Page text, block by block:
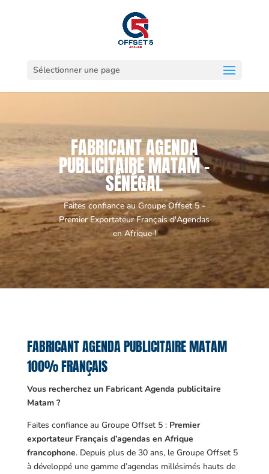
Sélectionner une page
FABRICANT AGENDA
PUBLICITAIRE MATAM -
SÉNÉGAL
Faites confiance au Groupe Offset 5 -
Premier Exportateur Français d'Agendas
en Afrique !
FABRICANT AGENDA PUBLICITAIRE MATAM
100% FRANÇAIS
Vous recherchez un Fabricant Agenda publicitaire
Matam ?
Faites confiance au Groupe Offset 5 : Premier
exportateur Français d’agendas en Afrique
francophone. Depuis plus de 30 ans, le Groupe Offset 5
à développé une gamme d’agendas millésimés hauts de